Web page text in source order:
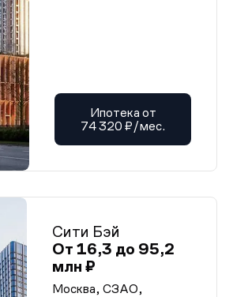
Ипотека от
74 320 ₽/мес.
Сити Бэй
От 16,3 до 95,2
млн ₽
Москва, СЗАО,